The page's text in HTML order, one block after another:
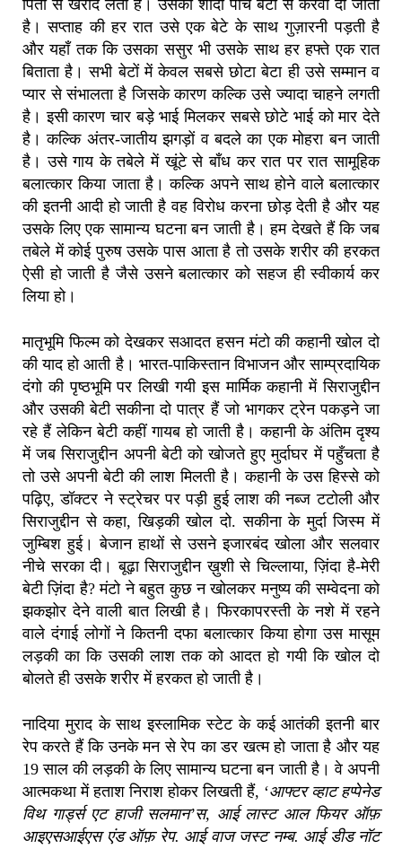
पिता से खरीद लेता है। उसकी शादी पांच बेटों से करवा दी जाती
है। सप्ताह की हर रात उसे एक बेटे के साथ गुज़ारनी पड़ती है
और यहाँ तक कि उसका ससुर भी उसके साथ हर हफ्ते एक रात
बिताता है। सभी बेटों में केवल सबसे छोटा बेटा ही उसे सम्मान व
प्यार से संभालता है जिसके कारण कल्कि उसे ज्यादा चाहने लगती
है। इसी कारण चार बड़े भाई मिलकर सबसे छोटे भाई को मार देते
है। कल्कि अंतर-जातीय झगड़ों व बदले का एक मोहरा बन जाती
है। उसे गाय के तबेले में खूंटे से बाँध कर रात पर रात सामूहिक
बलात्कार किया जाता है। कल्कि अपने साथ होने वाले बलात्कार
की इतनी आदी हो जाती है वह विरोध करना छोड़ देती है और यह
उसके लिए एक सामान्य घटना बन जाती है। हम देखते हैं कि जब
तबेले में कोई पुरुष उसके पास आता है तो उसके शरीर की हरकत
ऐसी हो जाती है जैसे उसने बलात्कार को सहज ही स्वीकार्य कर
लिया हो।
मातृभूमि फिल्म को देखकर सआदत हसन मंटो की कहानी खोल दो
की याद हो आती है। भारत-पाकिस्तान विभाजन और साम्प्रदायिक
दंगो की पृष्ठभूमि पर लिखी गयी इस मार्मिक कहानी में सिराजुद्दीन
और उसकी बेटी सकीना दो पात्र हैं जो भागकर ट्रेन पकड़ने जा
रहे हैं लेकिन बेटी कहीं गायब हो जाती है। कहानी के अंतिम दृश्य
में जब सिराजुद्दीन अपनी बेटी को खोजते हुए मुर्दाघर में पहुँचता है
तो उसे अपनी बेटी की लाश मिलती है। कहानी के उस हिस्से को
पढ़िए, डॉक्टर ने स्ट्रेचर पर पड़ी हुई लाश की नब्ज टटोली और
सिराजुद्दीन से कहा, खिड़की खोल दो. सकीना के मुर्दा जिस्म में
जुम्बिश हुई। बेजान हाथों से उसने इजारबंद खोला और सलवार
नीचे सरका दी। बूढ़ा सिराजुद्दीन ख़ुशी से चिल्लाया, ज़िंदा है-मेरी
बेटी ज़िंदा है? मंटो ने बहुत कुछ न खोलकर मनुष्य की सम्वेदना को
झकझोर देने वाली बात लिखी है। फिरकापरस्ती के नशे में रहने
वाले दंगाई लोगों ने कितनी दफा बलात्कार किया होगा उस मासूम
लड़की का कि उसकी लाश तक को आदत हो गयी कि खोल दो
बोलते ही उसके शरीर में हरकत हो जाती है।
नादिया मुराद के साथ इस्लामिक स्टेट के कई आतंकी इतनी बार
रेप करते हैं कि उनके मन से रेप का डर खत्म हो जाता है और यह
19 साल की लड़की के लिए सामान्य घटना बन जाती है। वे अपनी
आत्मकथा में हताश निराश होकर लिखती हैं, ‘आफ्टर व्हाट हप्पेनेड
विथ गार्ड्स एट हाजी सलमान’स, आई लास्ट आल फियर ऑफ़
आइएसआईएस एंड ऑफ़ रेप. आई वाज जस्ट नम्ब. आई डीड नॉट